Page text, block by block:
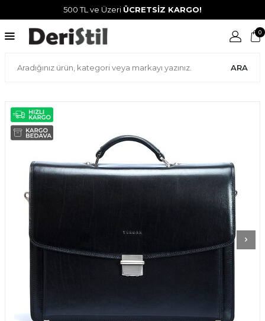
500 TL ve Üzeri ÜCRETSİZ KARGO!
ARA
0